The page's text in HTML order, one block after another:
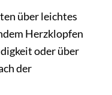
über leichtes
Herzklopfen
oder über
der